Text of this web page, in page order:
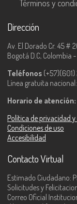
Términos y
Dirección
Av. El Dorado Cr. 45 #
Bogotá D.C, Colombia -
Teléfonos
Línea gratuita
Horario de atención:
Política de privacidad
Condiciones de uso
Accesibilidad
Contacto Virtual
Estimado Ciudadano:
Solicitudes y
Correo Oficial